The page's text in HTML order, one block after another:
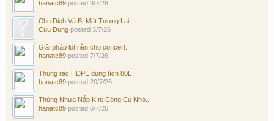
hanatc89 posted 3/7/26
Chu Dịch Và Bí Mật Tương Lai
Cuu Dung posted 3/7/26
Giải pháp lót nền cho concert...
hanatc89 posted 7/7/26
Thùng rác HDPE dung tích 80L
hanatc89 posted 20/7/26
Thùng Nhựa Nắp Kín: Công Cụ Nhỏ...
hanatc89 posted 6/7/26